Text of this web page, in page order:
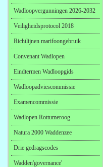
Wadloopvergunningen 2026-2032
Veiligheidsprotocol 2018
Richtlijnen marifoongebruik
Convenant Wadlopen
Eindtermen Wadloopgids
Wadloopadviescommissie
Examencommissie
Wadlopen Rottumeroog
Natura 2000 Waddenzee
Drie gedragscodes
Wadden'governance'